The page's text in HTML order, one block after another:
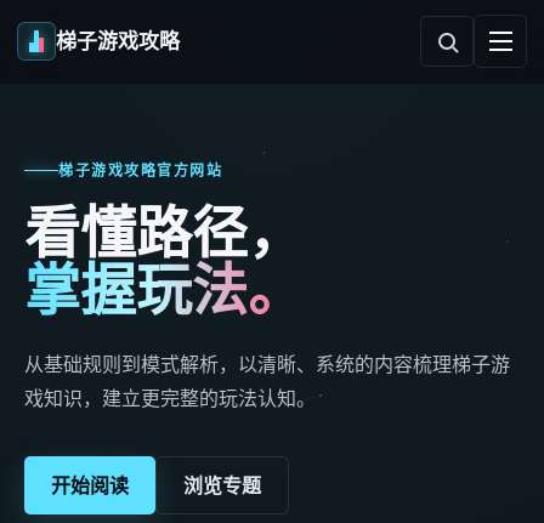
梯子游戏攻略
梯子游戏攻略官方网站
看懂路径，
掌握玩法。
从基础规则到模式解析，以清晰、系统的内容梳理梯子游
戏知识，建立更完整的玩法认知。
开始阅读 浏览专题